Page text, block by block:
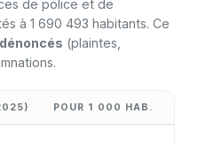
de police et de
à 1 690 493 habitants. Ce
(plaintes,
POUR 1 000 HAB.